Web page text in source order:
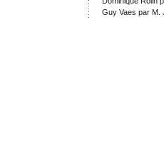
Guy Vaes par M.